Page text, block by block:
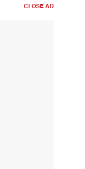
CLOSE AD